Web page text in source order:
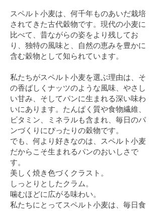
スペルト小麦は、何千年ものあいだ栽培
されてきた古代穀物です。現代の小麦に
比べて、昔ながらの姿をより残してお
り、独特の風味と、自然の恵みを豊かに
含む穀物として知られています。
私たちがスペルト小麦を選ぶ理由は、そ
の香ばしくナッツのような風味、やさし
い甘み、そしてパンに生まれる深い味わ
いにあります。たんぱく質や食物繊維、
ビタミン、ミネラルも含まれ、毎日のパ
ンづくりにぴったりの穀物です。
でも、何より好きなのは、スペルト小麦
だからこそ生まれるパンのおいしさで
す。
美しく焼き色づくクラスト。
しっとりとしたクラム。
噛むほどに広がる味わい。
私たちにとってスペルト小麦は、毎日食